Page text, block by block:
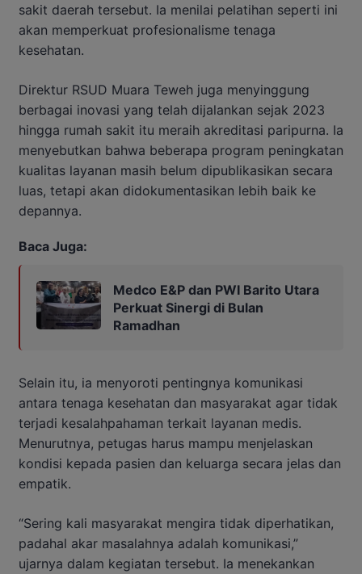
sakit daerah tersebut. Ia menilai pelatihan seperti ini
akan memperkuat profesionalisme tenaga
kesehatan.
Direktur RSUD Muara Teweh juga menyinggung
berbagai inovasi yang telah dijalankan sejak 2023
hingga rumah sakit itu meraih akreditasi paripurna. Ia
menyebutkan bahwa beberapa program peningkatan
kualitas layanan masih belum dipublikasikan secara
luas, tetapi akan didokumentasikan lebih baik ke
depannya.
Baca Juga:
Medco E&P dan PWI Barito Utara
Perkuat Sinergi di Bulan
Ramadhan
Selain itu, ia menyoroti pentingnya komunikasi
antara tenaga kesehatan dan masyarakat agar tidak
terjadi kesalahpahaman terkait layanan medis.
Menurutnya, petugas harus mampu menjelaskan
kondisi kepada pasien dan keluarga secara jelas dan
empatik.
“Sering kali masyarakat mengira tidak diperhatikan,
padahal akar masalahnya adalah komunikasi,”
ujarnya dalam kegiatan tersebut. Ia menekankan